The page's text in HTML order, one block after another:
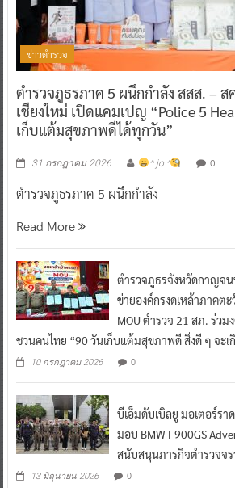
ข่าวตำรวจ
ตำรวจภูธรภาค 5 ผนึกกำลัง สสส. – ส
เชียงใหม่ เปิดแคมเปญ “Police 5
เก็บแต้มสุขภาพดีได้ทุกวัน”
31 กรกฎาคม 2026 ^ jo ^ 0
ตำรวจภูธรภาค 5 ผนึกกำลัง
Read More
ตำรวจภูธรจังหวัดกาญจ
ข่ายองค์กรงดเหล้าภาคต
MOU ตำรวจ 21 สภ. ร่วม
ชวนคนไทย “90 วันเก็บแต้มสุขภาพดี สิ่งดี ๆ จะเ
10 กรกฎาคม 2026 0
บีเอ็มดับเบิลยู มอเตอร์รา
มอบ BMW F900GS
สนับสนุนภารกิจตำรวจจร
13 มิถุนายน 2026 0